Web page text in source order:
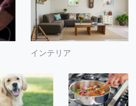
インテリア